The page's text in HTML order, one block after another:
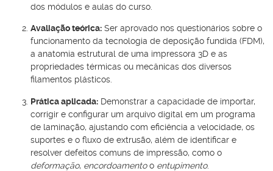
dos módulos e aulas do curso.
Avaliação teórica: Ser aprovado nos questionários sobre o
funcionamento da tecnologia de deposição fundida (FDM),
a anatomia estrutural de uma impressora 3D e as
propriedades térmicas ou mecânicas dos diversos
filamentos plásticos.
Prática aplicada: Demonstrar a capacidade de importar,
corrigir e configurar um arquivo digital em um programa
de laminação, ajustando com eficiência a velocidade, os
suportes e o fluxo de extrusão, além de identificar e
resolver defeitos comuns de impressão, como o
deformação, encordoamentoo entupimento.